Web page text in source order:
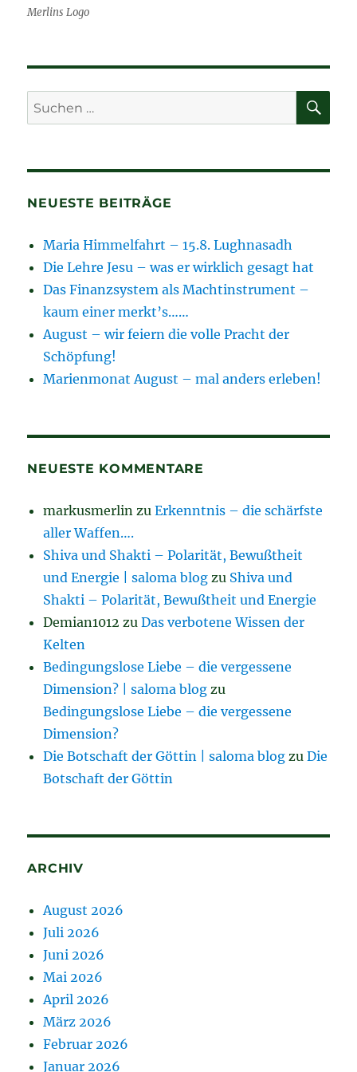
Merlins Logo
Suchen
nach:
NEUESTE BEITRÄGE
Maria Himmelfahrt – 15.8. Lughnasadh
Die Lehre Jesu – was er wirklich gesagt hat
Das Finanzsystem als Machtinstrument –
kaum einer merkt’s……
August – wir feiern die volle Pracht der
Schöpfung!
Marienmonat August – mal anders erleben!
NEUESTE KOMMENTARE
markusmerlin zuErkenntnis – die schärfste
aller Waffen….
Shiva und Shakti – Polarität, Bewußtheit
und Energie | saloma blog zu Shiva und
Shakti – Polarität, Bewußtheit und Energie
Demian1012 zuDas verbotene Wissen der
Kelten
Bedingungslose Liebe – die vergessene
Dimension? | saloma blog zu
Bedingungslose Liebe – die vergessene
Dimension?
Die Botschaft der Göttin | saloma blog zuDie
Botschaft der Göttin
ARCHIV
August 2026
Juli 2026
Juni 2026
Mai 2026
April 2026
März 2026
Februar 2026
Januar 2026